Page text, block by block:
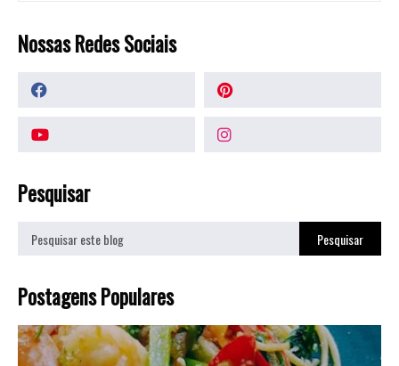
Nossas Redes Sociais
Pesquisar
Postagens Populares